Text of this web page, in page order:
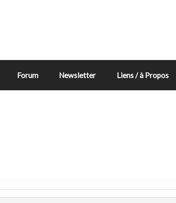
Forum Newsletter Liens / à Propos